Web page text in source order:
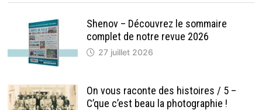
Shenov – Découvrez le sommaire
complet de notre revue 2026
27 juillet 2026
On vous raconte des histoires / 5 –
C’que c’est beau la photographie !